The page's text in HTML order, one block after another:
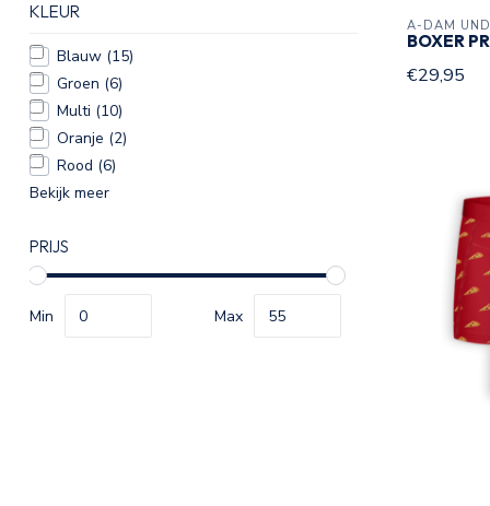
KLEUR
Blauw (15)
Groen (6)
Multi (10)
Oranje (2)
Rood (6)
Bekijk meer
PRIJS
Min Max
A-DAM
BOXER
€29,95